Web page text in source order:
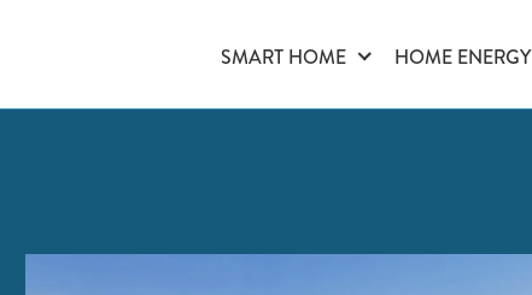
SMART HOME HOME ENERGY